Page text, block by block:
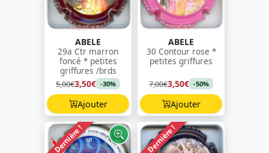
ABELE
29a Ctr marron
foncé * petites
griffures /brds
5,00€3,50€ -30%
Ajouter
ABELE
30 Contour rose *
petites griffures
7,00€3,50€ -50%
Ajouter
Dernière ! Dernière !